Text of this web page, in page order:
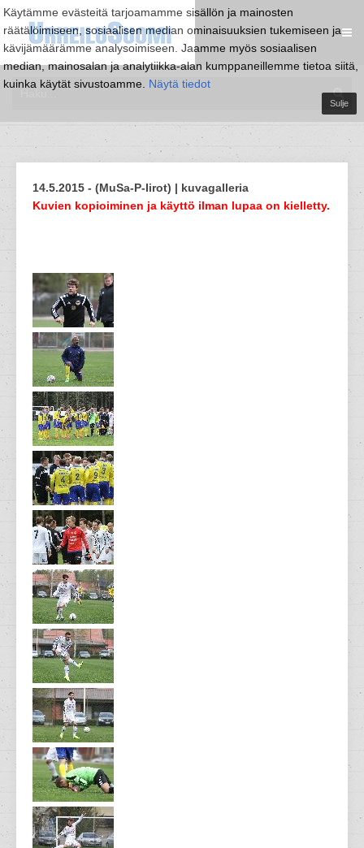
Käytämme evästeitä tarjoamamme sisällön ja mainosten
räätälöimiseen, sosiaalisen median ominaisuuksien tukemiseen ja
kävijämäärämme analysoimiseen. Jaamme myös sosiaalisen
median, mainosalan ja analytiikka-alan kumppaneillemme tietoa siitä,
kuinka käytät sivustoamme. Näytä tiedot
Sulje
14.5.2015 - (MuSa-P-Iirot) | kuvagalleria
Kuvien kopioiminen ja käyttö ilman lupaa on kielletty.